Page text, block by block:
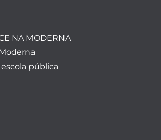
NA MODERNA
pública